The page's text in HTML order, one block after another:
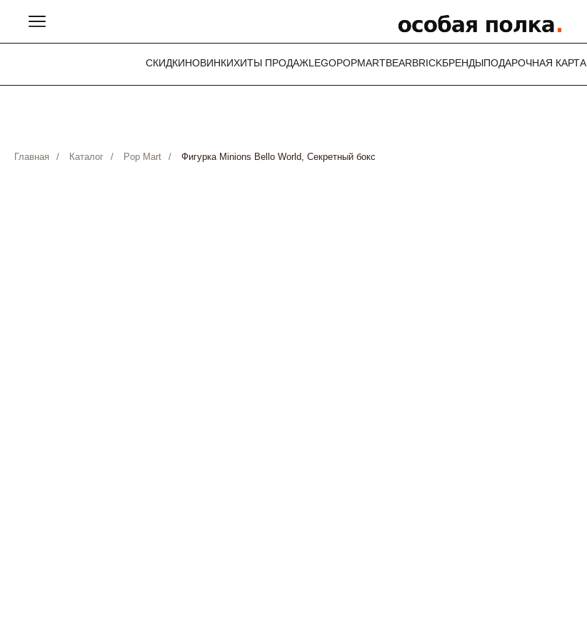
СКИДКИНОВИНКИХИТЫ ПРОДАЖLEGOPOPMARTBEARBRICKБРЕНДЫПОДАРОЧНАЯ КАРТА
Главная / Каталог / Pop Mart / Фигурка Minions Bello World, Секретный бокс